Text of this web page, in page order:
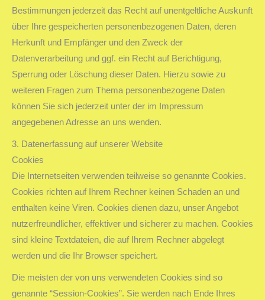
Bestimmungen jederzeit das Recht auf unentgeltliche Auskunft
über Ihre gespeicherten personenbezogenen Daten, deren
Herkunft und Empfänger und den Zweck der
Datenverarbeitung und ggf. ein Recht auf Berichtigung,
Sperrung oder Löschung dieser Daten. Hierzu sowie zu
weiteren Fragen zum Thema personenbezogene Daten
können Sie sich jederzeit unter der im Impressum
angegebenen Adresse an uns wenden.
3. Datenerfassung auf unserer Website
Cookies
Die Internetseiten verwenden teilweise so genannte Cookies.
Cookies richten auf Ihrem Rechner keinen Schaden an und
enthalten keine Viren. Cookies dienen dazu, unser Angebot
nutzerfreundlicher, effektiver und sicherer zu machen. Cookies
sind kleine Textdateien, die auf Ihrem Rechner abgelegt
werden und die Ihr Browser speichert.
Die meisten der von uns verwendeten Cookies sind so
genannte “Session-Cookies”. Sie werden nach Ende Ihres